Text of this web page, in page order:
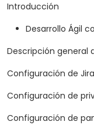
Introducción
Desarrollo Ágil
Descripción general
Configuración de
Configuración de
Configuración de